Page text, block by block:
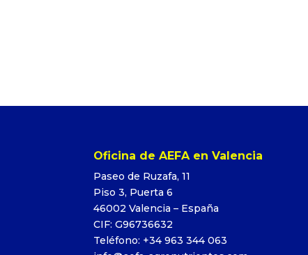
Oficina de AEFA en Valencia
Paseo de Ruzafa, 11
Piso 3, Puerta 6
46002 Valencia – España
CIF: G96736632
Teléfono: +34 963 344 063